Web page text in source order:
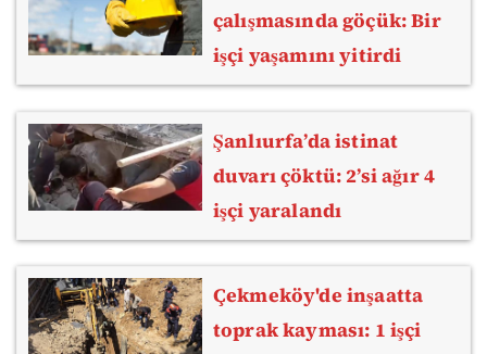
çalışmasında göçük: Bir
işçi yaşamını yitirdi
Şanlıurfa’da istinat
duvarı çöktü: 2’si ağır 4
işçi yaralandı
Çekmeköy'de inşaatta
toprak kayması: 1 işçi